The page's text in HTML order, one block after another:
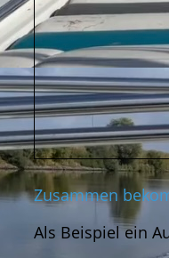
Zusammen
Als Beispiel ein